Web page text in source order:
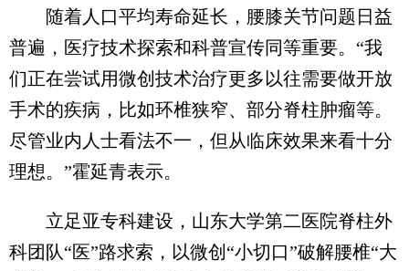
随着人口平均寿命延长，腰膝关节问题日益
普遍，医疗技术探索和科普宣传同等重要。“我
们正在尝试用微创技术治疗更多以往需要做开放
手术的疾病，比如环椎狭窄、部分脊柱肿瘤等。
尽管业内人士看法不一，但从临床效果来看十分
理想。”霍延青表示。
立足亚专科建设，山东大学第二医院脊柱外
科团队“医”路求索，以微创“小切口”破解腰椎“大